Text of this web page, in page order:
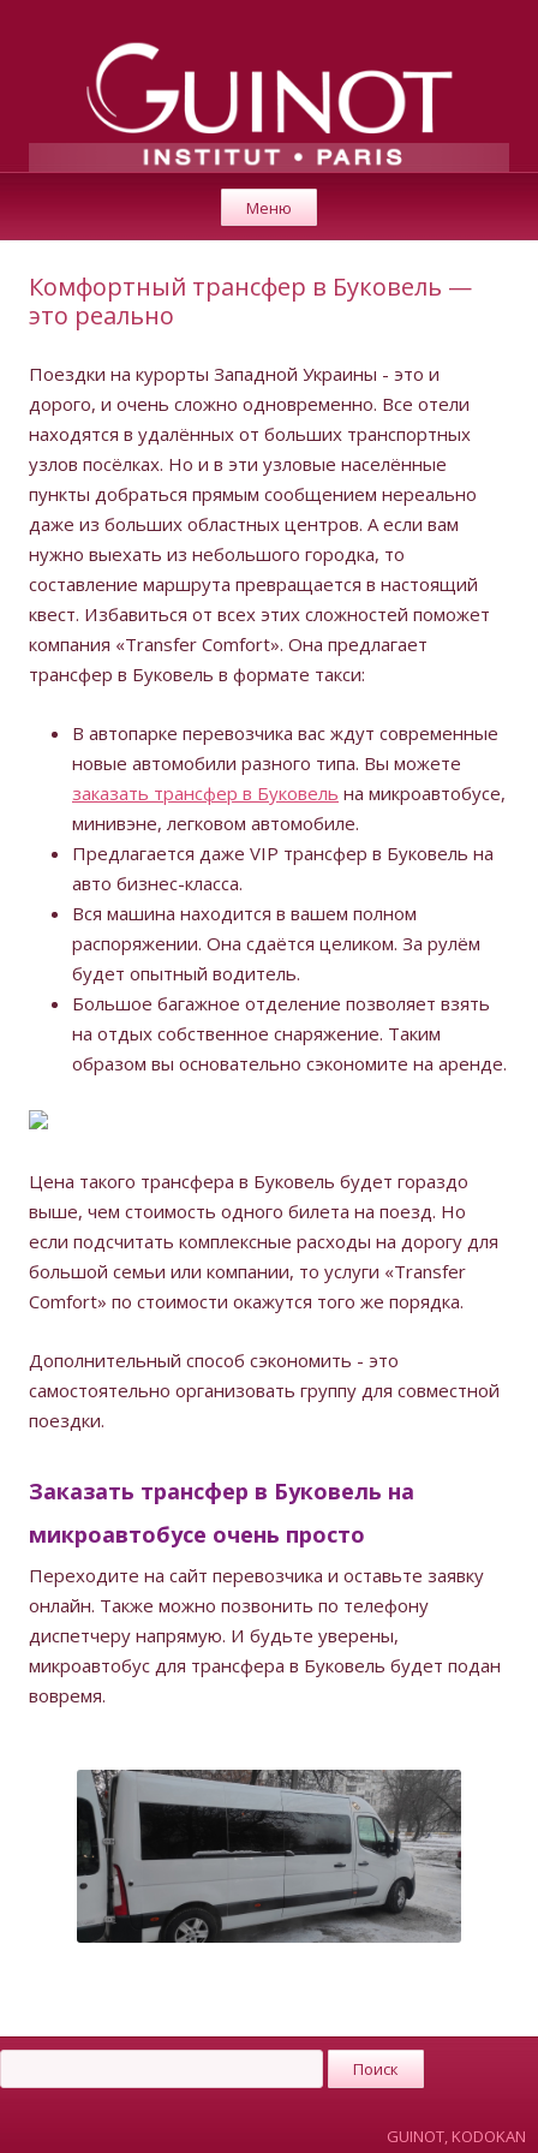
Косметика класса люкс для профессионалов от института
«Guinot» (Париж).
Меню
Комфортный трансфер в Буковель —
это реально
Поездки на курорты Западной Украины - это и
дорого, и очень сложно одновременно. Все отели
находятся в удалённых от больших транспортных
узлов посёлках. Но и в эти узловые населённые
пункты добраться прямым сообщением нереально
даже из больших областных центров. А если вам
нужно выехать из небольшого городка, то
составление маршрута превращается в настоящий
квест. Избавиться от всех этих сложностей поможет
компания «Transfer Comfort». Она предлагает
трансфер в Буковель в формате такси:
В автопарке перевозчика вас ждут современные
новые автомобили разного типа. Вы можете
заказать трансфер в Буковель на микроавтобусе,
минивэне, легковом автомобиле.
Предлагается даже VIP трансфер в Буковель на
авто бизнес-класса.
Вся машина находится в вашем полном
распоряжении. Она сдаётся целиком. За рулём
будет опытный водитель.
Большое багажное отделение позволяет взять
на отдых собственное снаряжение. Таким
образом вы основательно сэкономите на аренде.
Цена такого трансфера в Буковель будет гораздо
выше, чем стоимость одного билета на поезд. Но
если подсчитать комплексные расходы на дорогу для
большой семьи или компании, то услуги «Transfer
Comfort» по стоимости окажутся того же порядка.
Дополнительный способ сэкономить - это
самостоятельно организовать группу для совместной
поездки.
Заказать трансфер в Буковель на
микроавтобусе очень просто
Переходите на сайт перевозчика и оставьте заявку
онлайн. Также можно позвонить по телефону
диспетчеру напрямую. И будьте уверены,
микроавтобус для трансфера в Буковель будет подан
вовремя.
GUINOT, KODOKAN